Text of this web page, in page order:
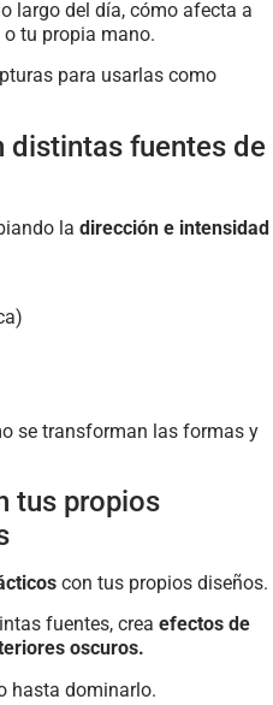
largo del día, cómo afecta a
tu propia mano.
para usarlas como
distintas fuentes de
la dirección e intensidad
se transforman las formas y
tus propios
con tus propios diseños.
fuentes, crea efectos de
oscuros.
hasta dominarlo.